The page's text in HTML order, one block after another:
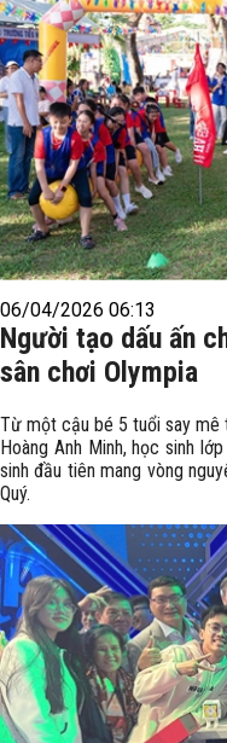
06/04/2026 06:13
Người tạo dấu ấn
sân chơi Olympia
Từ một cậu bé 5 tuổi say mê
Hoàng Anh Minh, học sinh
sinh đầu tiên mang vòng
Quý.